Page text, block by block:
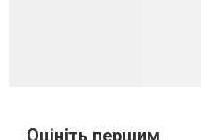
Оцініть першим